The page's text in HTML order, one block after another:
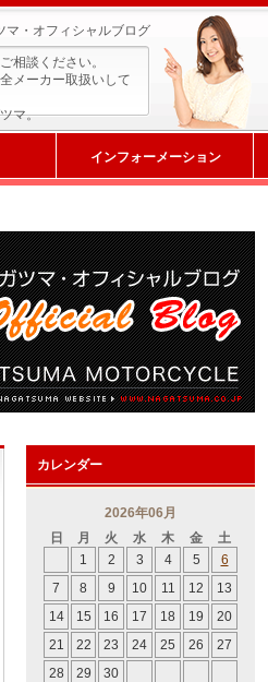
マ・オフィシャルブログ
相談ください。
メーカー取扱いして
マ。
インフォーメーション
カレンダー
2026年06月
日
月 火 水 木 金
土
1
2 3 4 5
6
7
8 9 10 11 12
13
14
15 16 17 18 19
20
21
22 23 24 25 26
27
28
29 30